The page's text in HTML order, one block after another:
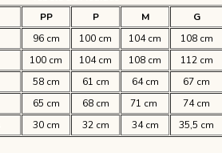
PP P M
G
96 cm 100 cm 104 cm
108 cm
100 cm 104 cm 108 cm
112 cm
58 cm 61 cm 64 cm
67 cm
65 cm 68 cm 71 cm
74 cm
30 cm 32 cm 34 cm 35,5 cm